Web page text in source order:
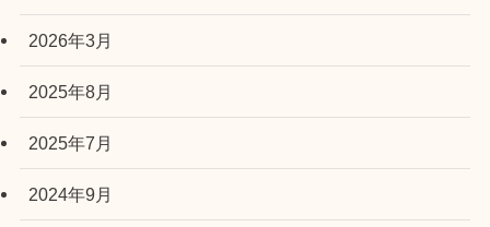
2026年3月
2025年8月
2025年7月
2024年9月